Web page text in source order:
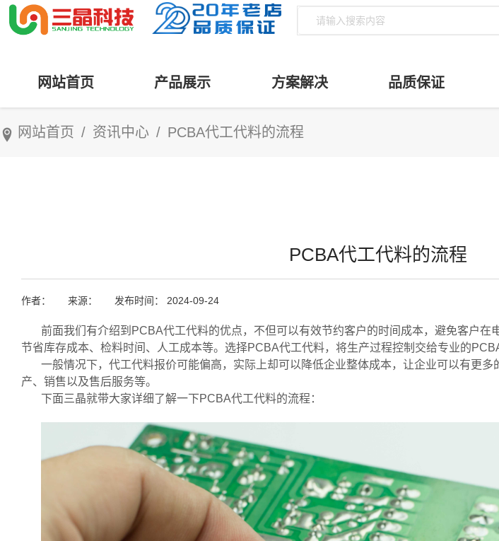
网站首页 产品展示 方案解决 品质保证
网站首页 / 资讯中心 / PCBA代工代料的流程
PCBA代工代料的流程
作者： 来源： 发布时间： 2024-09-24
前面我们有介绍到PCBA代工代料的优点，不但可以有效节约客户的时间成本，避免客户在
节省库存成本、检料时间、人工成本等。选择PCBA代工代料，将生产过程控制交给专业的
一般情况下，代工代料报价可能偏高，实际上却可以降低企业整体成本，让企业可以有更
产、销售以及售后服务等。
下面三晶就带大家详细了解一下PCBA代工代料的流程：